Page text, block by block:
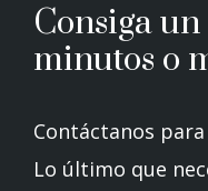
Consiga un
minutos o
Contáctanos
Lo último que